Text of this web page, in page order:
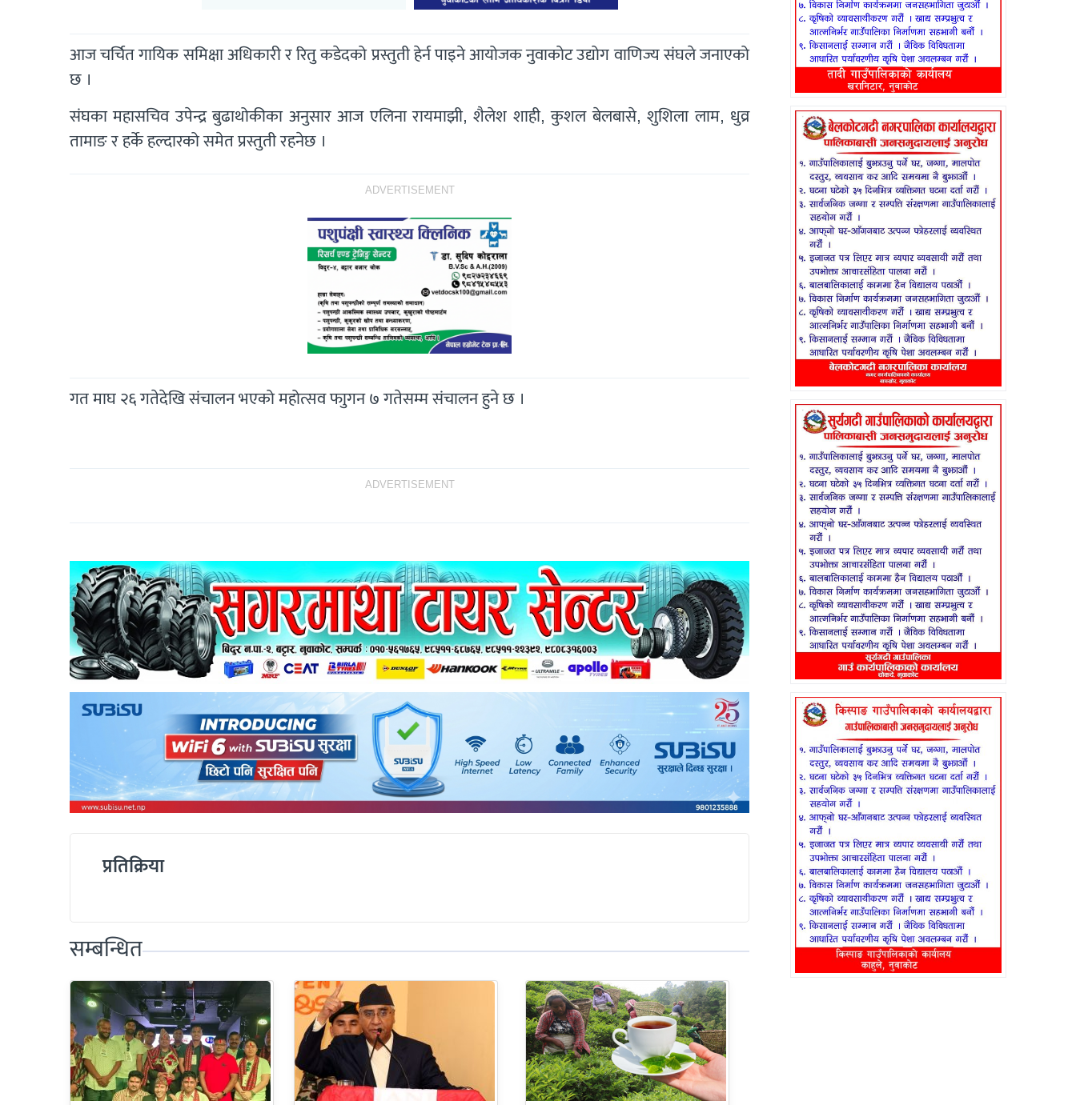
आज चर्चित गायिक समिक्षा अधिकारी र रितु कडेदको प्रस्तुती हेर्न पाइने आयोजक नुवाकोट उद्योग वाणिज्य संघले जनाएको
छ ।
संघका महासचिव उपेन्द्र बुढाथोकीका अनुसार आज एलिना रायमाझी, शैलेश शाही, कुशल बेलबासे, शुशिला लाम, धुव्र
तामाङ र हर्के हल्दारको समेत प्रस्तुती रहनेछ ।
ADVERTISEMENT
गत माघ २६ गतेदेखि संचालन भएको महोत्सव फाुगन ७ गतेसम्म संचालन हुने छ ।
ADVERTISEMENT
प्रतिक्रिया
सम्बन्धित